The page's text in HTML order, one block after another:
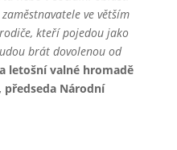
ve větším
kteří pojedou jako
brát dovolenou od
letošní valné hromadě
předseda Národní